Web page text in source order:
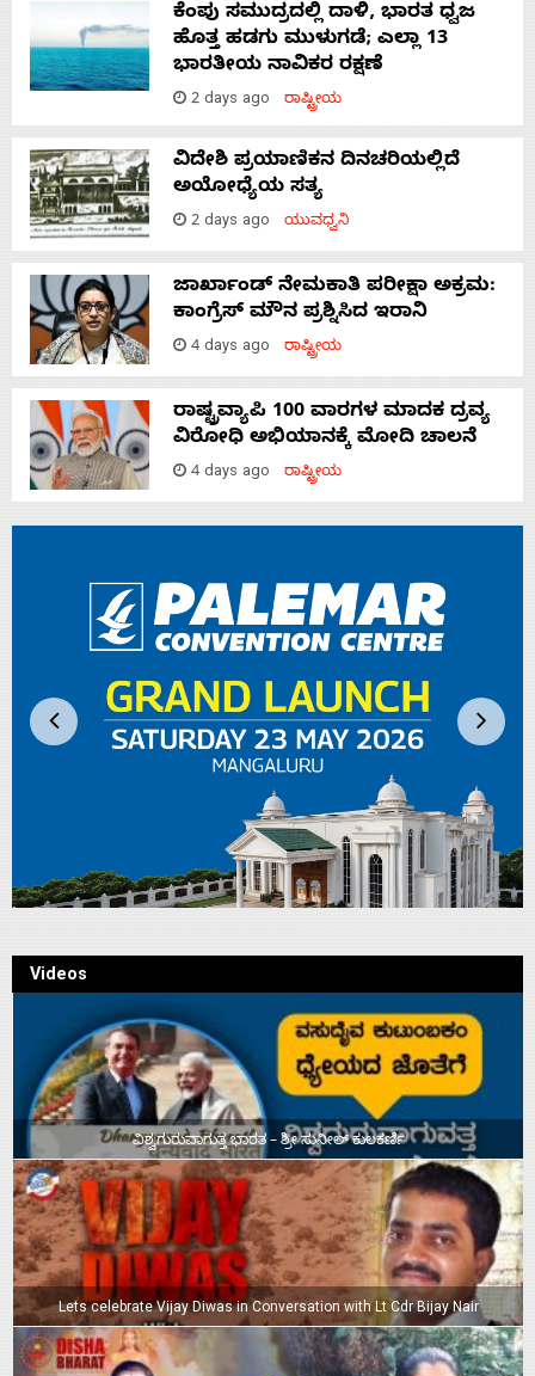
ಕೆಂಪು ಸಮುದ್ರದಲ್ಲಿ ದಾಳಿ, ಭಾರತ ಧ್ವಜ
ಹೊತ್ತ ಹಡಗು ಮುಳುಗಡೆ; ಎಲ್ಲಾ 13
ಭಾರತೀಯ ನಾವಿಕರ ರಕ್ಷಣೆ
2 days ago ರಾಷ್ಟ್ರೀಯ
ವಿದೇಶಿ ಪ್ರಯಾಣಿಕನ ದಿನಚರಿಯಲ್ಲಿದೆ
ಅಯೋಧ್ಯೆಯ ಸತ್ಯ
2 days ago ಯುವಧ್ವನಿ
ಜಾರ್ಖಾಂಡ್‌ ನೇಮಕಾತಿ ಪರೀಕ್ಷಾ ಅಕ್ರಮ:
ಕಾಂಗ್ರೆಸ್‌ ಮೌನ ಪ್ರಶ್ನಿಸಿದ ಇರಾನಿ
4 days ago ರಾಷ್ಟ್ರೀಯ
ರಾಷ್ಟ್ರವ್ಯಾಪಿ 100 ವಾರಗಳ ಮಾದಕ ದ್ರವ್ಯ
ವಿರೋಧಿ ಅಭಿಯಾನಕ್ಕೆ ಮೋದಿ ಚಾಲನೆ
4 days ago ರಾಷ್ಟ್ರೀಯ
Videos
ವಿಶ್ವಗುರುವಾಗುತ್ತ ಭಾರತ – ಶ್ರೀ ಸುನೀಲ್‌ ಕುಲಕರ್ಣಿ
Lets celebrate Vijay Diwas in Conversation with Lt Cdr Bijay Nair